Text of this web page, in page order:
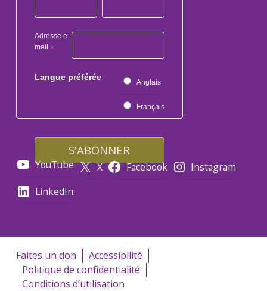
Adresse e-
mail *
Langue préférée
Anglais
Français
YouTube X Facebook
Instagram
LinkedIn
Faites un don
Accessibilité
Politique de confidentialité
Conditions d’utilisation